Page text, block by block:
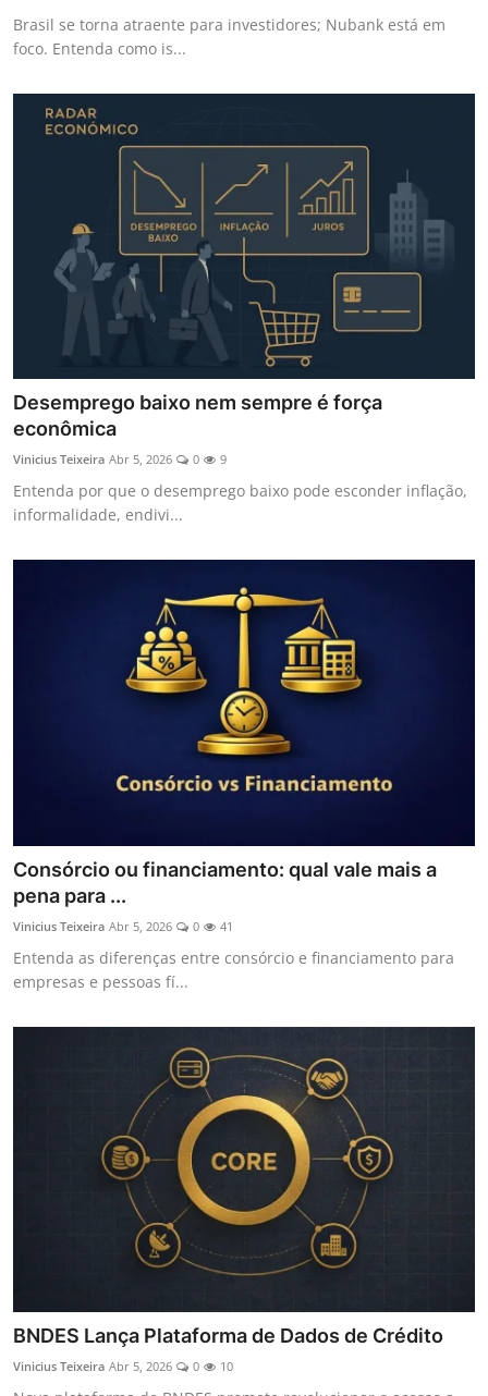
Brasil se torna atraente para investidores; Nubank está em
foco. Entenda como is...
Desemprego baixo nem sempre é força
econômica
Vinicius Teixeira Abr 5, 2026 0 9
Entenda por que o desemprego baixo pode esconder inflação,
informalidade, endivi...
Consórcio ou financiamento: qual vale mais a
pena para ...
Vinicius Teixeira Abr 5, 2026 0 41
Entenda as diferenças entre consórcio e financiamento para
empresas e pessoas fí...
BNDES Lança Plataforma de Dados de Crédito
Vinicius Teixeira Abr 5, 2026 0 10